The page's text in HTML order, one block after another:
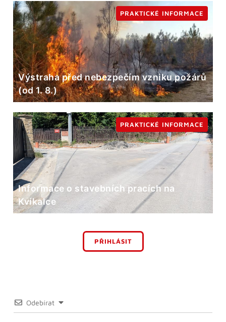
Výstraha před nebezpečím vzniku požárů
(od 1. 8.)
PRAKTICKÉ INFORMACE
Informace o stavebních pracích na
Kvíkalce
PRAKTICKÉ INFORMACE
PŘIHLÁSIT
Odebírat